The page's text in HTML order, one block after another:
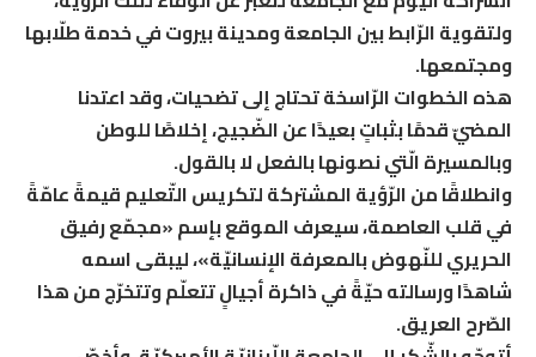
ولتقوية الرّابط بين الجامعة ومدينة بيروت في خدمة طلّابها
ومجتمعها.
هذه الخطوات الرّاسخة تحتاج إلى تضحيات، وقد اعتدنا
المضيّ قدمًا بثباتٍ بعيدًا عن الضّجيج، إخلاصًا للوطن
وبالمسيرة الّتي نصونها بالفعل لا بالقول.
وانطلاقًا من الرّؤية المشتركة لتكريس التّعليم قيمةً عامّةً
في قلب العاصمة، سيعرف الموقع بإسم «مجمّع رفيق
الحريري للنّهوض بالمعرفة الإنسانيّة»، ليبقى اسمه
شاهدًا ورسالته حيّةً في ذاكرة أجيالٍ تتعلّم وتتخرّج من هذا
الصّرح العريق.